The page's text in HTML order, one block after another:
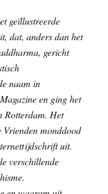
geïllustreerde
dat, anders dan het
gericht
naam in
en ging het
Rotterdam. Het
Vrienden monddood
uit.
verschillende